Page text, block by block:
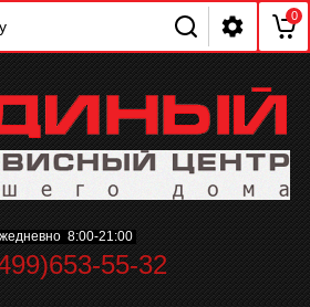
0
8:00-21:00
55-32